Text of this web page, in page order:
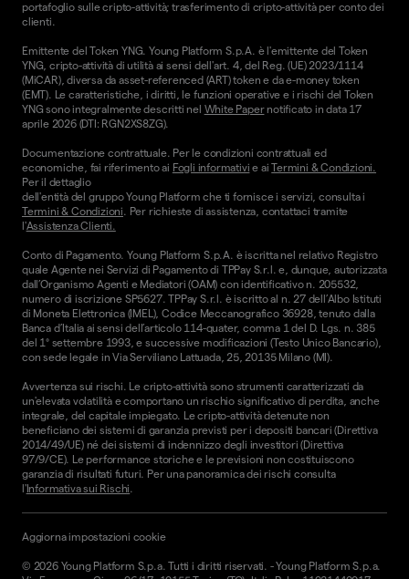
portafoglio sulle cripto-attività; trasferimento di cripto-attività per conto dei
clienti.
Emittente del Token YNG. Young Platform S.p.A. è l'emittente del Token
YNG, cripto-attività di utilità ai sensi dell'art. 4, del Reg. (UE) 2023/1114
(MiCAR), diversa da asset-referenced (ART) token e da e-money token
(EMT). Le caratteristiche, i diritti, le funzioni operative e i rischi del Token
YNG sono integralmente descritti nel White Papernotificato in data 17
aprile 2026 (DTI: RGN2XS8ZG).
Documentazione contrattuale. Per le condizioni contrattuali ed
economiche, fai riferimento ai Fogli informativi e aiTermini & Condizioni.
Per il dettaglio
dell'entità del gruppo Young Platform che ti fornisce i servizi, consulta i
Termini & Condizioni. Per richieste di assistenza, contattaci tramite
l'Assistenza Clienti.
Conto di Pagamento. Young Platform S.p.A. è iscritta nel relativo Registro
quale Agente nei Servizi di Pagamento di TPPay S.r.l. e, dunque, autorizzata
dall’Organismo Agenti e Mediatori (OAM) con identificativo n. 205532,
numero di iscrizione SP5627. TPPay S.r.l. è iscritto al n. 27 dell’Albo Istituti
di Moneta Elettronica (IMEL), Codice Meccanografico 36928, tenuto dalla
Banca d’Italia ai sensi dell’articolo 114-quater, comma 1 del D. Lgs. n. 385
del 1° settembre 1993, e successive modificazioni (Testo Unico Bancario),
con sede legale in Via Serviliano Lattuada, 25, 20135 Milano (MI).
Avvertenza sui rischi. Le cripto-attività sono strumenti caratterizzati da
un'elevata volatilità e comportano un rischio significativo di perdita, anche
integrale, del capitale impiegato. Le cripto-attività detenute non
beneficiano dei sistemi di garanzia previsti per i depositi bancari (Direttiva
2014/49/UE) né dei sistemi di indennizzo degli investitori (Direttiva
97/9/CE). Le performance storiche e le previsioni non costituiscono
garanzia di risultati futuri. Per una panoramica dei rischi consulta
l'Informativa sui Rischi.
© 2026 Young Platform S.p.a. Tutti i diritti riservati. -Young Platform S.p.a.
Aggiorna impostazioni cookie